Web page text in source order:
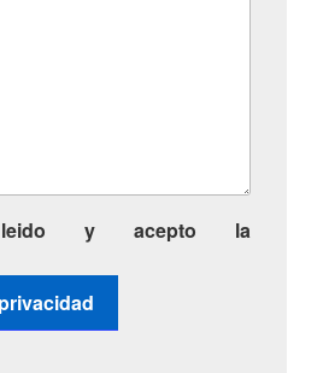
y acepto la